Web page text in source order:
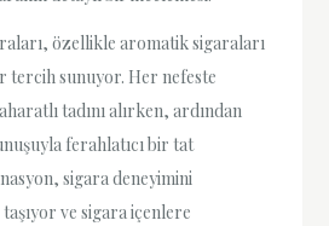
özellikle aromatik sigaraları
tercih sunuyor. Her nefeste
tadını alırken, ardından
ferahlatıcı bir tat
sigara deneyimini
ve sigara içenlere